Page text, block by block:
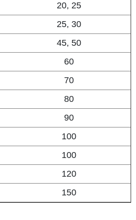
20, 25
25, 30
45, 50
60
70
80
90
100
100
120
150